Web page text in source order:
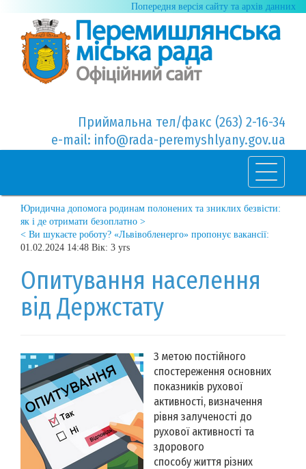
Попередня версія сайту та архів данних
Приймальна тел/факс (263) 2-16-34
e-mail: info@rada-peremyshlyany.gov.ua
Юридична допомога родинам полонених та зниклих безвісти:
як і де отримати безоплатно >
< Ви шукаєте роботу? «Львівобленерго» пропонує вакансії:
01.02.2024 14:48 Вік: 3 yrs
Опитування населення
від Держстату
З метою постійного
спостереження основних
показників рухової
активності, визначення
рівня залученості до
рухової активності та
здорового
способу життя різних